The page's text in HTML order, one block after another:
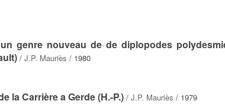
genre nouveau de de diplopodes
/ J.P. Mauriès / 1980
la Carrière a Gerde (H.-P.) / J.P. Mauriès / 1979